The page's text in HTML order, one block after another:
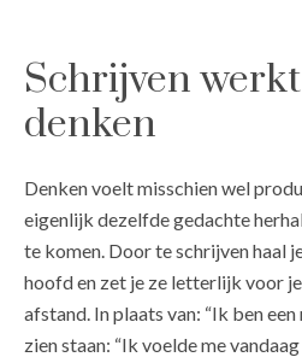
Schrijven
denken
Denken voelt misschien wel
eigenlijk dezelfde gedachte
te komen. Door te schrijven haal
hoofd en zet je ze letterlijk voor
afstand. In plaats van: “Ik ben
zien staan: “Ik voelde me